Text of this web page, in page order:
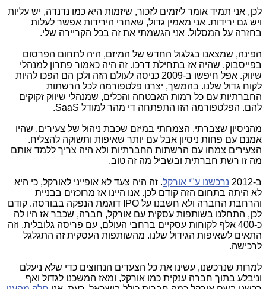
לכן, אני תמיד אומר ליזמים לזכור, שיזמות היא כמו נדנדה, יש עליות
ויש גם ירידות. אני מאמין גדול, שאחרי הירידות אפשר לעלות
בחזרה על המסלול. אני הגשמתי את זה בכל הקריירה שלי.
הפינה, שמצאנו בגלגול החדש של המיזם, היה לתחום הפרסום
בפייסבוק, שהיה אז בתחילת דרכו. זה היה כאמור פתרון למנהלי
שיווק. אפל חיפשו ב-2009 כניסה לעולם הזה ולכן הם הפכו להיות
לקוח גדול שלנו. בהמשך, יצרנו פלטפורמה לכל הרשתות
החברתיות עם כל רמות האבטחה והכלים, שמנהלי שיווק זקוקים
להם. הפלטפורמה הזו התפתחה די מהר למודל SaaS.
מהניסיון שצברתי, הצמחתי במיזם שכבת ניהול של צעירים, שהיו
אמנם עם פחות ניסיון אבל עם יותר שאיפות ותשוקה להצליח.
הצעירים צמחו עם הרשתות החברתיות ולא היה צריך ללמד אותם
מה זו רשת חברתית ובשביל מה זה טוב.
ב-2012 נרכשנו ע"י אורקל. זה היה צעד לא אופייני לאורקל, כי היא
לא היתה בתחום הזה קודם לכן. אנו היינו אז מרוכזים בבניית
והרחבת החברה ולא חשבנו על IPO דוגמת הנפקה בבורסה. קודם
לכן, התחלנו בשותפות עסקית עם אורקל, חברה, שכבר אז היו לה
כ-400 אלף לקוחות עסקיים ברחבי העולם, עם פריסה גלובלית, וזה
התאים לשאיפות הגידול שלנו. מהשותפות העסקית זה התגלגל
לרכישה.
למרות שנרכשנו, עשינו את כל הצעדים הנחוצים כדי שלא ניעלם
וניבלע בתוך חברה ענקית כמו אורקל, ומאז המשכנו לגדול ואף